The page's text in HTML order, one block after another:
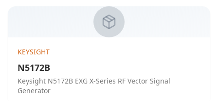
KEYSIGHT
N5172B
Keysight N5172B EXG X-Series RF Vector Signal
Generator